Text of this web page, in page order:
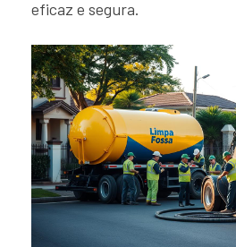
eficaz e segura.